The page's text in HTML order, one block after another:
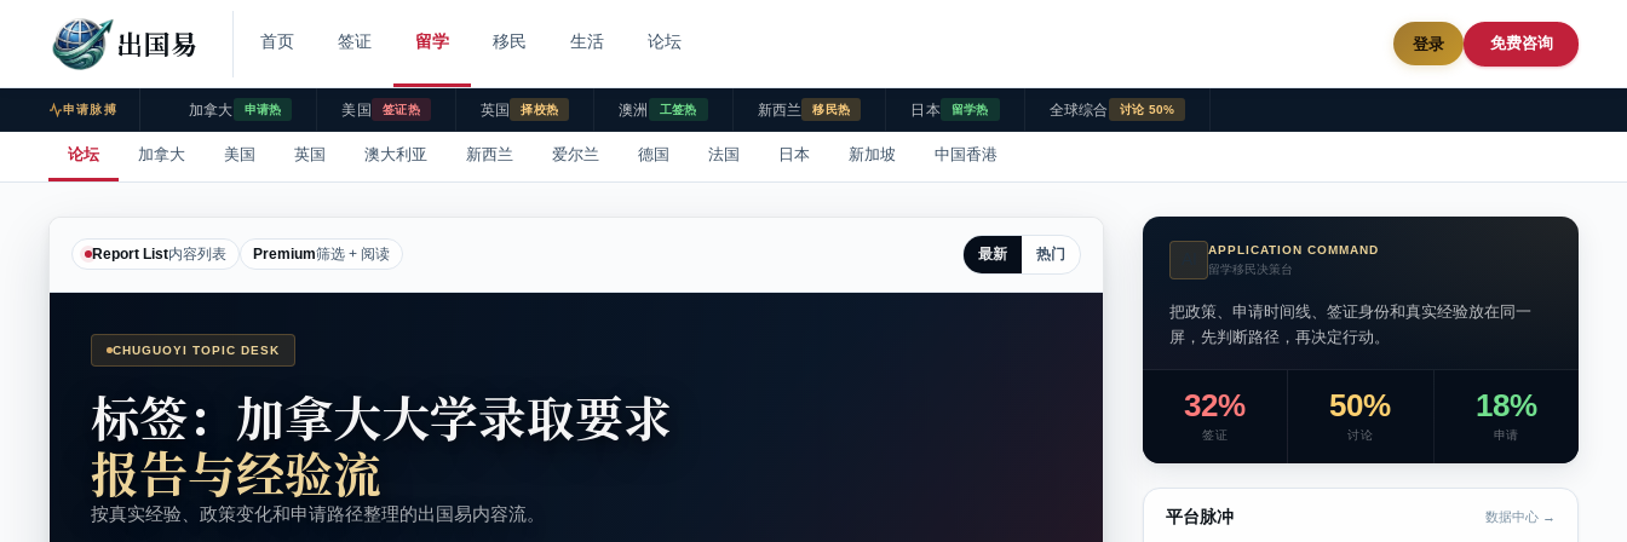
出国易 首页 签证 留学 移民 生活 论坛 登录 免费咨询
申请脉搏 加拿大 申请热 美国 签证热 英国 择校热 澳洲 工签热 新西兰 移民热 日本 留学热 全球综合 讨论 50%
论坛 加拿大 美国 英国 澳大利亚 新西兰 爱尔兰 德国 法国 日本 新加坡 中国香港
Report List内容列表 Premium筛选 + 阅读 最新 热门
CHUGUOYI TOPIC DESK
标签：加拿大大学录取要求
报告与经验流
按真实经验、政策变化和申请路径整理的出国易内容流。
APPLICATION COMMAND
留学移民决策台
把政策、申请时间线、签证身份和真实经验放在同一
屏，先判断路径，再决定行动。
32%
签证
50%
讨论
18%
申请
平台脉冲 数据中心 →